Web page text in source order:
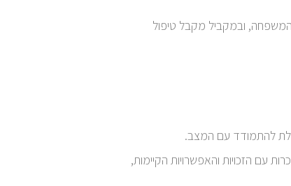
המשפחה, ובמקביל מקבל טיפול
להתמודד עם המצב.
עם הזכויות והאפשרויות הקיימות,